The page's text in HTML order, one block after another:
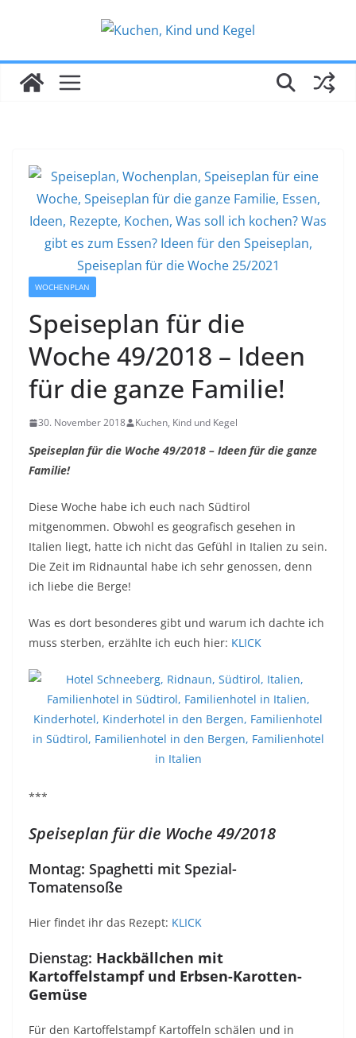
WOCHENPLAN
Speiseplan für die
Woche 49/2018 – Ideen
für die ganze Familie!
30. November 2018 Kuchen, Kind und Kegel
Speiseplan für die Woche 49/2018 – Ideen für die ganze
Familie!
Diese Woche habe ich euch nach Südtirol
mitgenommen. Obwohl es geografisch gesehen in
Italien liegt, hatte ich nicht das Gefühl in Italien zu sein.
Die Zeit im Ridnauntal habe ich sehr genossen, denn
ich liebe die Berge!
Was es dort besonderes gibt und warum ich dachte ich
muss sterben, erzählte ich euch hier: KLICK
***
Speiseplan für die Woche 49/2018
Montag: Spaghetti mit Spezial-
Tomatensoße
Hier findet ihr das Rezept: KLICK
Dienstag: Hackbällchen mit
Kartoffelstampf und Erbsen-Karotten-
Gemüse
Für den Kartoffelstampf Kartoffeln schälen und in